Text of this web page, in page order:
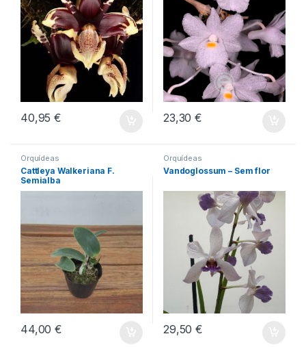
40,95€ 23,30€
Orquídeas
Cattleya Walkeriana F.
Semialba
44,00€
Orquídeas
Vandoglossum – Sem flor
29,50€